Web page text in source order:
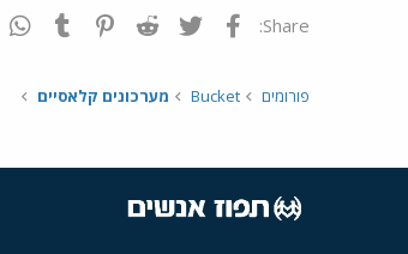
Share: פייסבוק Twitter
Reddit
Pinterest
Tumblr
פורומים Bucket מערכונים קלאסיים